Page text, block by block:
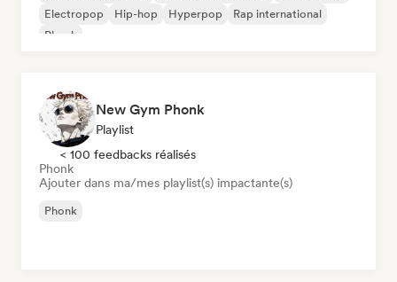
Electropop
Hip-hop Hyperpop
Rap international
Phonk
New Gym Phonk
Playlist
< 100 feedbacks réalisés
Phonk
Ajouter dans ma/mes playlist(s) impactante(s)
Phonk